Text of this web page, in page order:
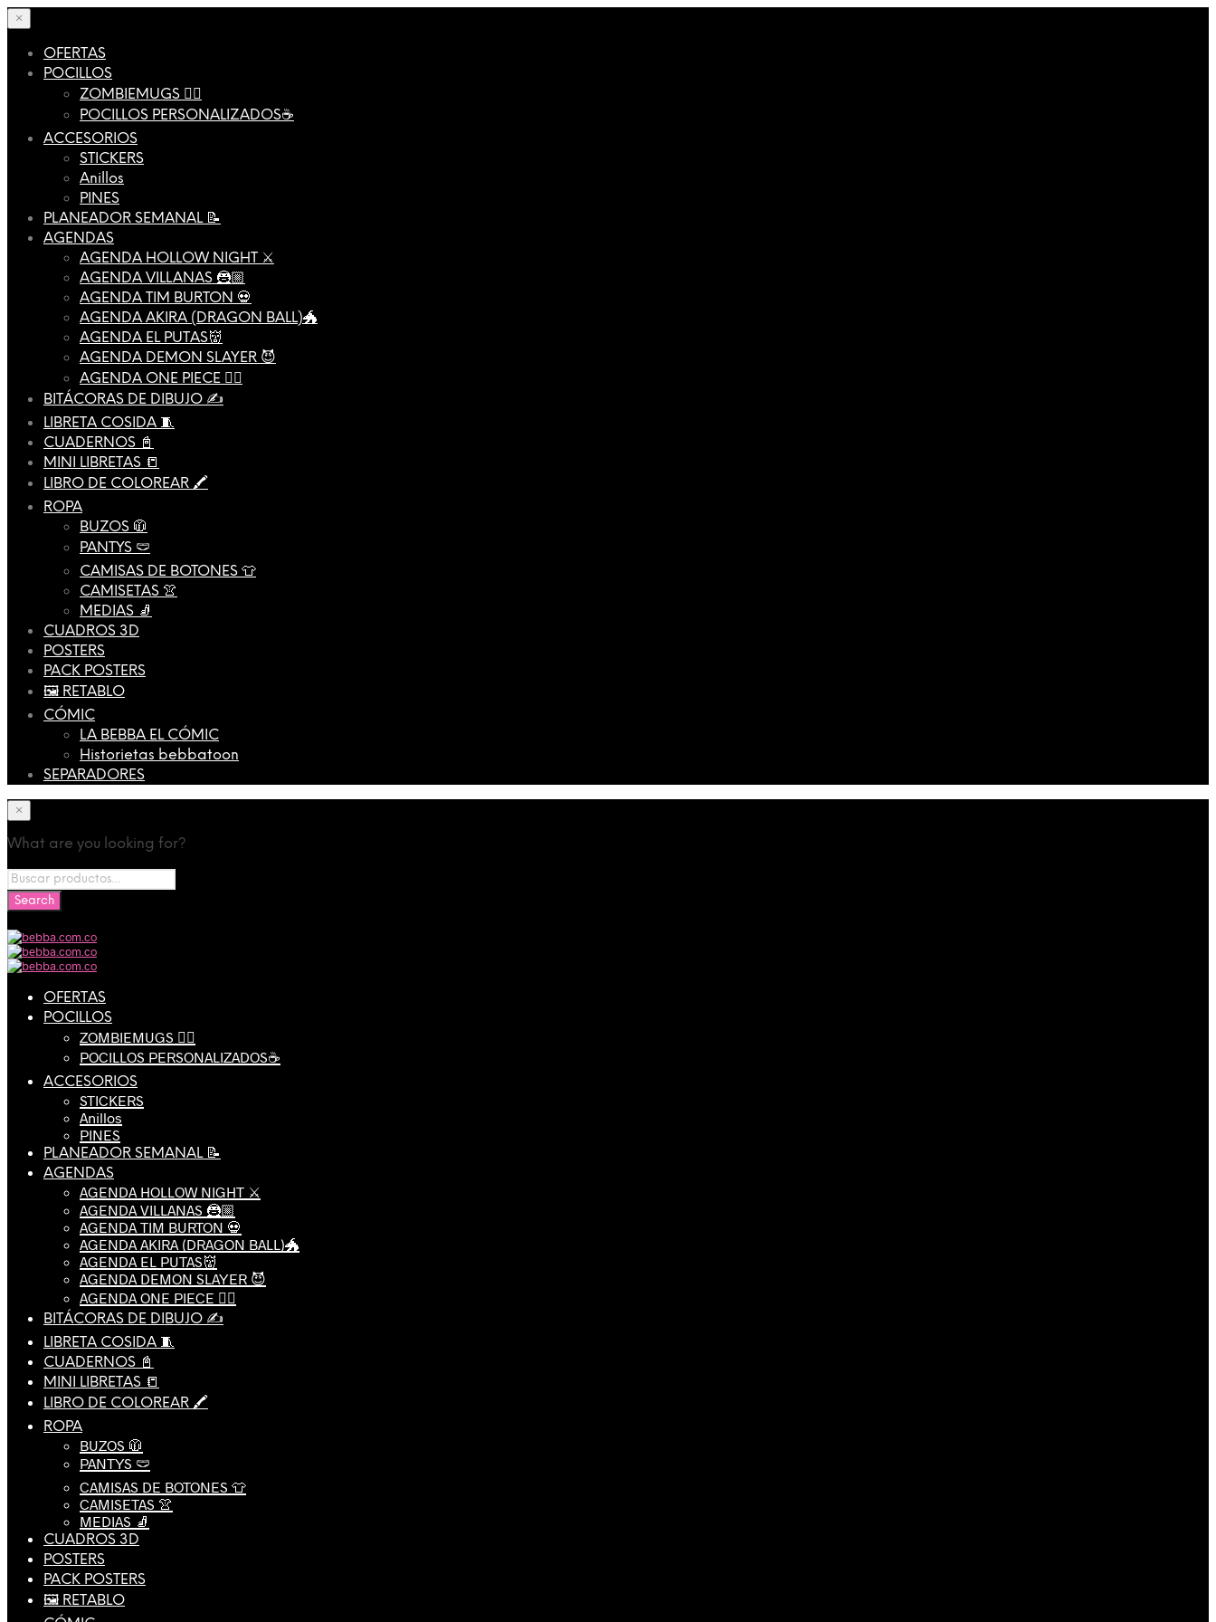
×
OFERTAS
POCILLOS
ZOMBIEMUGS 🧟‍♂️
POCILLOS PERSONALIZADOS☕️
ACCESORIOS
STICKERS
Anillos
PINES
PLANEADOR SEMANAL 📝
AGENDAS
AGENDA HOLLOW NIGHT ⚔️
AGENDA VILLANAS 🦹🏼
AGENDA TIM BURTON 💀
AGENDA AKIRA (DRAGON BALL)🐲
AGENDA EL PUTAS👹
AGENDA DEMON SLAYER 😈
AGENDA ONE PIECE 🏴‍☠️
BITÁCORAS DE DIBUJO ✍️
LIBRETA COSIDA 🧵
CUADERNOS 📓
MINI LIBRETAS 📒
LIBRO DE COLOREAR 🖍️
ROPA
BUZOS 🧥
PANTYS 🩲
CAMISAS DE BOTONES 👕
CAMISETAS 👚
MEDIAS 🧦
CUADROS 3D
POSTERS
PACK POSTERS
🖼️ RETABLO
CÓMIC
LA BEBBA EL CÓMIC
Historietas bebbatoon
SEPARADORES
×
What are you looking for?
OFERTAS
POCILLOS
ZOMBIEMUGS 🧟‍♂️
POCILLOS PERSONALIZADOS☕️
ACCESORIOS
STICKERS
Anillos
PINES
PLANEADOR SEMANAL 📝
AGENDAS
AGENDA HOLLOW NIGHT ⚔️
AGENDA VILLANAS 🦹🏼
AGENDA TIM BURTON 💀
AGENDA AKIRA (DRAGON BALL)🐲
AGENDA EL PUTAS👹
AGENDA DEMON SLAYER 😈
AGENDA ONE PIECE 🏴‍☠️
BITÁCORAS DE DIBUJO ✍️
LIBRETA COSIDA 🧵
CUADERNOS 📓
MINI LIBRETAS 📒
LIBRO DE COLOREAR 🖍️
ROPA
BUZOS 🧥
PANTYS 🩲
CAMISAS DE BOTONES 👕
CAMISETAS 👚
MEDIAS 🧦
CUADROS 3D
POSTERS
PACK POSTERS
🖼️ RETABLO